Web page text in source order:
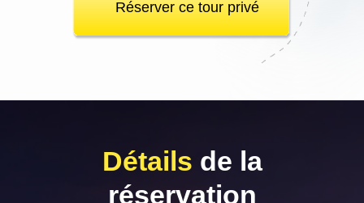
Réserver ce tour privé
Détails de la
réservation